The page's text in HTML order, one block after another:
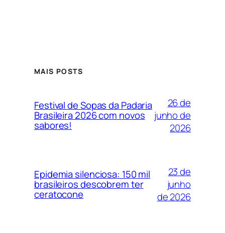
MAIS POSTS
Festival de Sopas da Padaria
Brasileira 2026 com novos
sabores!
26 de
junho de
2026
Epidemia silenciosa: 150 mil
brasileiros descobrem ter
ceratocone
23 de
junho
de 2026